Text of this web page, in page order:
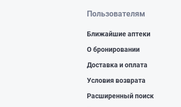
Пользователям
Ближайшие аптеки
О бронировании
Доставка и оплата
Условия возврата
Расширенный поиск